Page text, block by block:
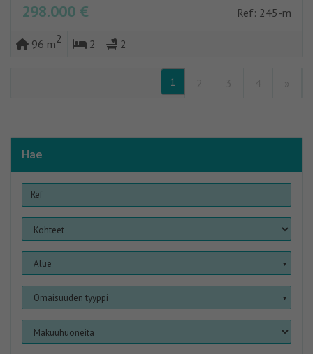
298.000 € Ref: 245-m
96 m2 2 2
1
Hae
Alue ▼
Omaisuuden tyyppi ▼